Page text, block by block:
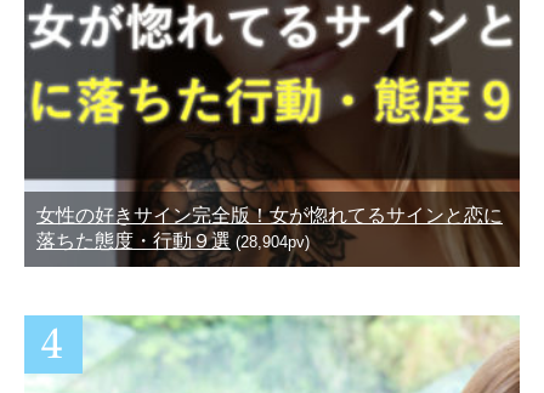
女性の好きサイン完全版！女が惚れてるサインと恋に
落ちた態度・行動９選 (28,904pv)